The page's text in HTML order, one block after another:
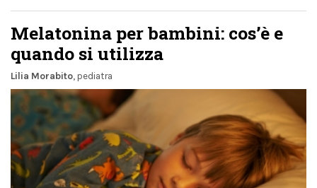
Melatonina per bambini: cos’è e
quando si utilizza
Lilia Morabito, pediatra